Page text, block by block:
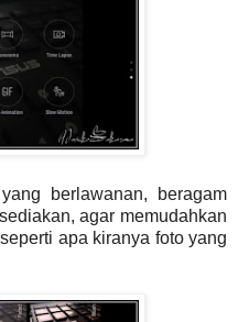
berlawanan, beragam
agar memudahkan
apa kiranya foto yang